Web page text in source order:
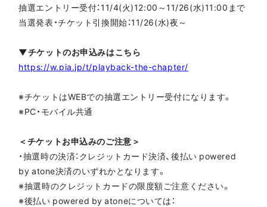
抽選エントリー受付：11/4(火)12:00～11/26(水)11:00まで
当選発表・チケット引換開始：11/26(水)夜～
▼チケットのお申込みはこちら
https://w.pia.jp/t/playback-the-chapter/
※チケットはWEBでの抽選エントリー受付になります。
※PC・モバイル共通
＜チケットお申込みのご注意＞
・抽選時の決済：クレジットカード決済、後払い powered
by atone決済のいずれかとなります。
※抽選時のクレジットカードの限度額ご注意ください。
※後払い powered by atoneについては：